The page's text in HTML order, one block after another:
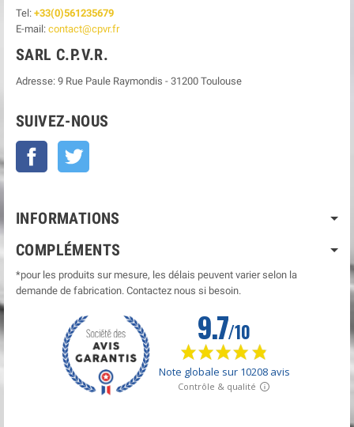
Tel: +33(0)561235679
E-mail: contact@cpvr.fr
SARL C.P.V.R.
Adresse: 9 Rue Paule Raymondis - 31200 Toulouse
SUIVEZ-NOUS
Facebook
INFORMATIONS
COMPLÉMENTS
*pour les produits sur mesure, les délais peuvent varier selon la
demande de fabrication. Contactez nous si besoin.